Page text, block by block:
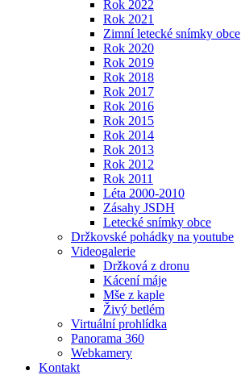
Rok 2022
Rok 2021
Zimní letecké snímky obce
Rok 2020
Rok 2019
Rok 2018
Rok 2017
Rok 2016
Rok 2015
Rok 2014
Rok 2013
Rok 2012
Rok 2011
Léta 2000-2010
Zásahy JSDH
Letecké snímky obce
Držkovské pohádky na youtube
Videogalerie
Držková z dronu
Kácení máje
Mše z kaple
Živý betlém
Virtuální prohlídka
Panorama 360
Webkamery
Kontakt